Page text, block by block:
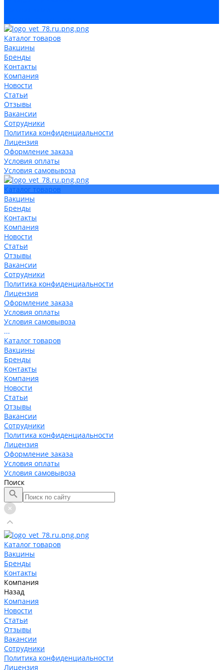
Каталог товаров
Вакцины
Бренды
Контакты
Компания
Новости
Статьи
Отзывы
Вакансии
Сотрудники
Политика конфиденциальности
Лицензия
Оформление заказа
Условия оплаты
Условия самовывоза
Каталог товаров
Вакцины
Бренды
Контакты
Компания
Новости
Статьи
Отзывы
Вакансии
Сотрудники
Политика конфиденциальности
Лицензия
Оформление заказа
Условия оплаты
Условия самовывоза
...
Каталог товаров
Вакцины
Бренды
Контакты
Компания
Новости
Статьи
Отзывы
Вакансии
Сотрудники
Политика конфиденциальности
Лицензия
Оформление заказа
Условия оплаты
Условия самовывоза
Поиск
Каталог товаров
Вакцины
Бренды
Контакты
Компания
Назад
Компания
Новости
Статьи
Отзывы
Вакансии
Сотрудники
Политика конфиденциальности
Лицензия